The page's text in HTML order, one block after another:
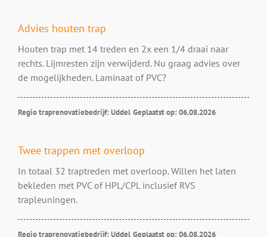
Advies houten trap
Houten trap met 14 treden en 2x een 1/4 draai naar
rechts. Lijmresten zijn verwijderd. Nu graag advies over
de mogelijkheden. Laminaat of PVC?
Regio traprenovatiebedrijf: Uddel Geplaatst op: 06.08.2026
Twee trappen met overloop
In totaal 32 traptreden met overloop. Willen het laten
bekleden met PVC of HPL/CPL inclusief RVS
trapleuningen.
Regio traprenovatiebedrijf: Uddel Geplaatst op: 06.08.2026